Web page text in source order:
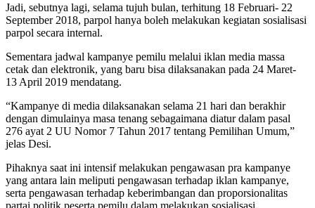
Jadi, sebutnya lagi, selama tujuh bulan, terhitung 18 Februari- 22
September 2018, parpol hanya boleh melakukan kegiatan sosialisasi
parpol secara internal.
Sementara jadwal kampanye pemilu melalui iklan media massa
cetak dan elektronik, yang baru bisa dilaksanakan pada 24 Maret-
13 April 2019 mendatang.
“Kampanye di media dilaksanakan selama 21 hari dan berakhir
dengan dimulainya masa tenang sebagaimana diatur dalam pasal
276 ayat 2 UU Nomor 7 Tahun 2017 tentang Pemilihan Umum,”
jelas Desi.
Pihaknya saat ini intensif melakukan pengawasan pra kampanye
yang antara lain meliputi pengawasan terhadap iklan kampanye,
serta pengawasan terhadap keberimbangan dan proporsionalitas
partai politik peserta pemilu dalam melakukan sosialisasi.